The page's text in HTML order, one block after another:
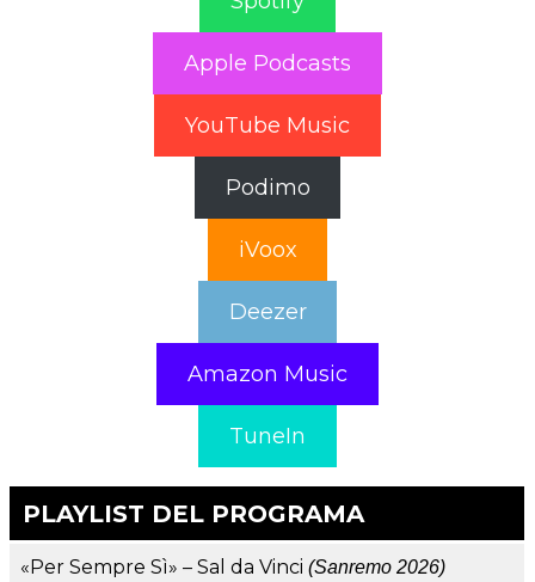
Apple Podcasts
YouTube Music
Podimo
iVoox
Deezer
Amazon Music
TuneIn
PLAYLIST DEL PROGRAMA
«Per Sempre Sì» – Sal da Vinci (Sanremo 2026)